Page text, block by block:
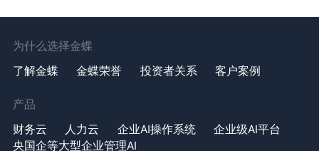
为什么选择金蝶
了解金蝶
金蝶荣誉 投资者关系 客户案例
产品
财务云
人力云 企业AI操作系统
企业级AI平台
央国企等大型企业管理AI